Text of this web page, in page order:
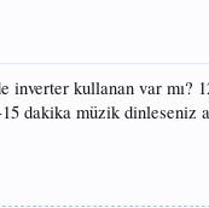
inverter kullanan var
dakika müzik dinleseniz